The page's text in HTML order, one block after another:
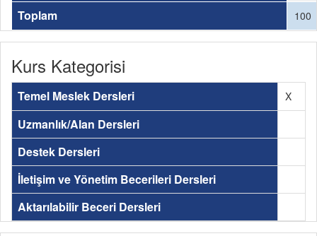
Toplam 100
Kurs Kategorisi
Temel Meslek Dersleri X
Uzmanlık/Alan Dersleri
Destek Dersleri
İletişim ve Yönetim Becerileri Dersleri
Aktarılabilir Beceri Dersleri